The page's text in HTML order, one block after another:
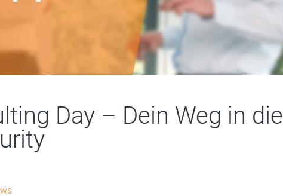
Day – Dein Weg in die